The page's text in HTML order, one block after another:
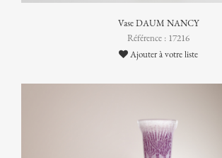
Vase DAUM NANCY
Référence : 17216
Ajouter à votre liste